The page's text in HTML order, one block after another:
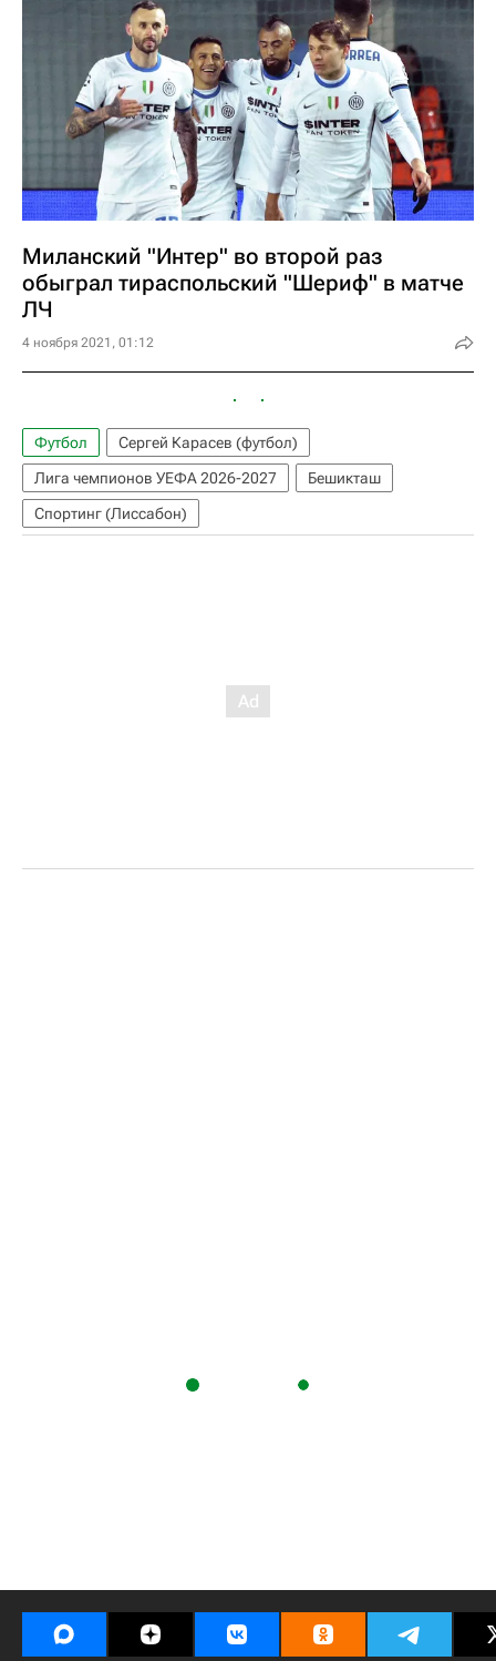
Миланский "Интер" во второй раз
обыграл тираспольский "Шериф" в матче
ЛЧ
4 ноября 2021, 01:12
Футбол
Сергей Карасев (футбол)
Лига чемпионов УЕФА 2026-2027
Бешикташ
Спортинг (Лиссабон)